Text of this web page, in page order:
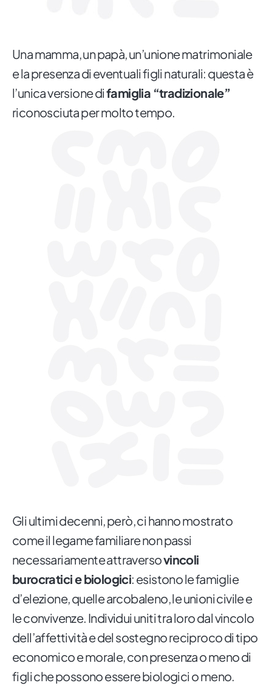
Una mamma, un papà, un’unione matrimoniale
e la presenza di eventuali figli naturali: questa è
l’unica versione difamiglia “tradizionale”
riconosciuta per molto tempo.
Gli ultimi decenni, però, ci hanno mostrato
come il legame familiare non passi
necessariamente attraversovincoli
burocratici e biologici: esistono le famiglie
d’elezione, quelle arcobaleno, le unioni civile e
le convivenze. Individui uniti tra loro dal vincolo
dell’affettività e del sostegno reciproco di tipo
economico e morale, con presenza o meno di
figli che possono essere biologici o meno.